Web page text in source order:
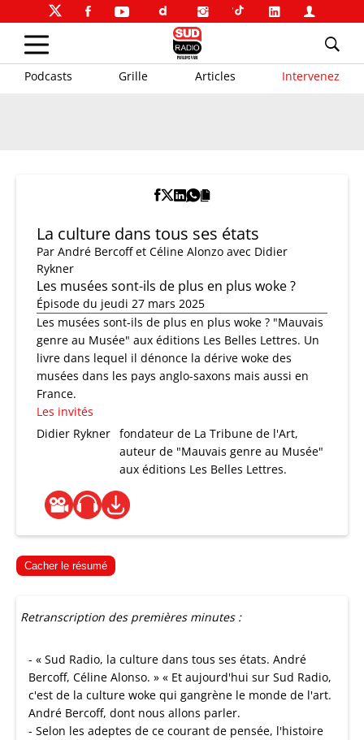
Podcasts Grille Articles Intervenez
La culture dans tous ses états
Par André Bercoff et Céline Alonzo avec Didier
Rykner
Les musées sont-ils de plus en plus woke ?
Épisode du jeudi 27 mars 2025
Les musées sont-ils de plus en plus woke ? "Mauvais
genre au Musée" aux éditions Les Belles Lettres. Un
livre dans lequel il dénonce la dérive woke des
musées dans les pays anglo-saxons mais aussi en
France.
Les invités
Didier Rykner fondateur de La Tribune de l'Art,
auteur de "Mauvais genre au Musée"
aux éditions Les Belles Lettres.
Cacher le résumé
Retranscription des premières minutes :
- « Sud Radio, la culture dans tous ses états. André
Bercoff, Céline Alonso. » « Et aujourd'hui sur Sud Radio,
c'est de la culture woke qui gangrène le monde de l'art.
André Bercoff, dont nous allons parler.
- Selon les adeptes de ce courant de pensée, l'histoire